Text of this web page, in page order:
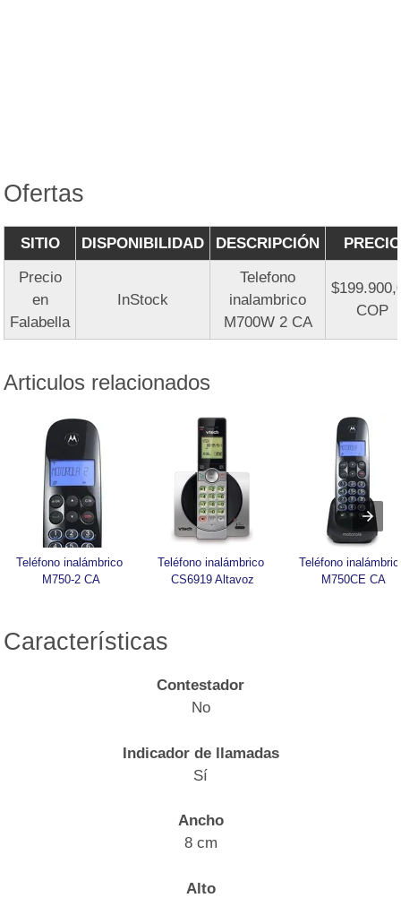
Ofertas
SITIO DISPONIBILIDAD DESCRIPCIÓN
PRECIO
Precio
en
Falabella
InStock
Telefono
inalambrico
M700W 2 CA
COP
Articulos relacionados
Teléfono inalámbrico
M750-2 CA
Teléfono inalámbrico
CS6919 Altavoz
Teléfono
M750CE CA
Características
Contestador
No
Indicador de llamadas
Sí
Ancho
8 cm
Alto